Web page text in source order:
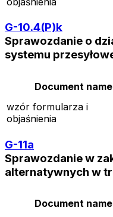
G-10.4(P)k
Sprawozdanie o
systemu
Document name
wzór formularza i
objaśnienia
G-11a
Sprawozdanie w
alternatywnych w
Document name